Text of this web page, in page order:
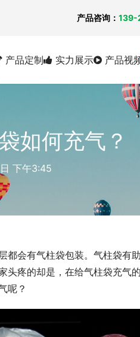
产品定制 实力展示 产品视
如何充气？
下午3:45
都会有气柱袋包装。气柱袋有
头疼的却是，在给气柱袋充气
呢？
产品咨询： 139-